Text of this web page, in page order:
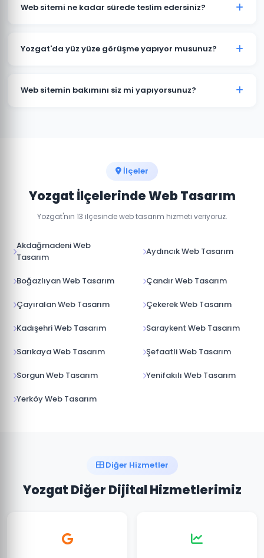
kapsamına göre değişmektedir. Kurumsal web sitesi,
bizimle iletişime geçin.
Web sitemi ne kadar sürede teslim edersiniz?
ticaret projeleri 15-30 iş günü içinde teslim
Yozgat'da yüz yüze görüşme yapıyor musunuz?
online görüşme imkanı sunuyoruz. Projenizin
Web sitemin bakımını siz mi yapıyorsunuz?
İlçeler
Yozgat İlçelerinde Web Tasarım
Yozgat'nın 13 ilçesinde web tasarım hizmeti veriyoruz.
Akdağmadeni Web
Tasarım
Aydıncık Web Tasarım
Boğazlıyan Web Tasarım Çandır Web Tasarım
Çayıralan Web Tasarım Çekerek Web Tasarım
Kadışehri Web Tasarım Saraykent Web Tasarım
Sarıkaya Web Tasarım Şefaatli Web Tasarım
Sorgun Web Tasarım Yenifakılı Web Tasarım
Yerköy Web Tasarım
Diğer Hizmetler
Yozgat Diğer Dijital Hizmetlerimiz